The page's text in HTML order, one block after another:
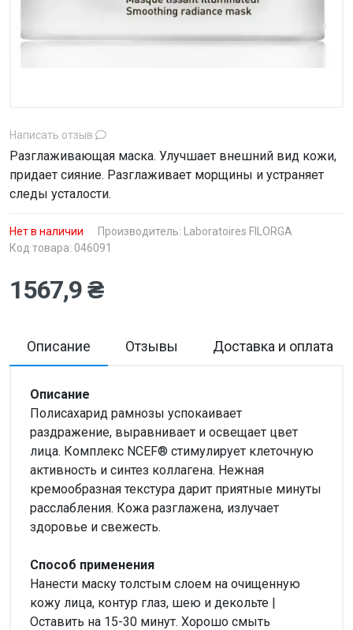
Написать отзыв
Разглаживающая маска. Улучшает внешний вид кожи,
придает сияние. Разглаживает морщины и устраняет
следы усталости.
Нет в наличии Производитель:
Laboratoires FILORGA
Код товара: 046091
1567,9 ₴
Описание Отзывы Доставка и оплата
Описание
Полисахарид рамнозы успокаивает
раздражение, выравнивает и освещает цвет
лица. Комплекс NCEF® стимулирует клеточную
активность и синтез коллагена. Нежная
кремообразная текстура дарит приятные минуты
расслабления. Кожа разглажена, излучает
здоровье и свежесть.
Способ применения
Нанести маску толстым слоем на очищенную
кожу лица, контур глаз, шею и декольте |
Оставить на 15-30 минут. Хорошо смыть